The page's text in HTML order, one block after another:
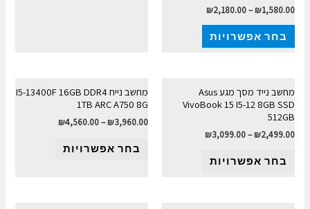
₪1,580.00
–
₪2,180.00
בחר אפשרויות
מחשב נייד מסך מגע Asus
VivoBook 15 I5-12 8GB SSD
512GB
₪2,499.00
–
₪3,099.00
בחר אפשרויות
מחשב נייח I5-13400F 16GB DDR4
1TB ARC A750 8G
₪3,960.00
–
₪4,560.00
בחר אפשרויות